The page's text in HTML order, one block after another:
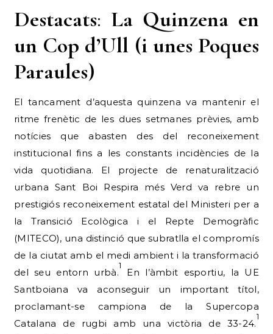
Destacats: La Quinzena en
un Cop d’Ull (i unes Poques
Paraules)
El tancament d’aquesta quinzena va mantenir el
ritme frenètic de les dues setmanes prèvies, amb
notícies que abasten des del reconeixement
institucional fins a les constants incidències de la
vida quotidiana. El projecte de renaturalització
urbana Sant Boi Respira més Verd va rebre un
prestigiós reconeixement estatal del Ministeri per a
la Transició Ecològica i el Repte Demogràfic
(MITECO), una distinció que subratlla el compromís
de la ciutat amb el medi ambient i la transformació
del seu entorn urbà.
1
En l’àmbit esportiu, la UE
Santboiana va aconseguir un important títol,
proclamant-se campiona de la Supercopa
Catalana de rugbi amb una victòria de 33-24.
1